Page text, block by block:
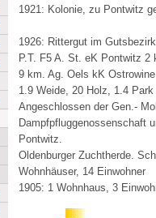
1921: Kolonie, zu Pontwitz
1926: Rittergut im
P.T. F5 A. St. eK Pontwitz
9 km. Ag. Oels kK
1.9 Weide, 20 Holz, 1.4
Angeschlossen der Gen.-
Dampfpfluggenossenschaft
Pontwitz.
Oldenburger Zuchtherde.
Wohnhäuser, 14 Einwohner
1905: 1 Wohnhaus, 3